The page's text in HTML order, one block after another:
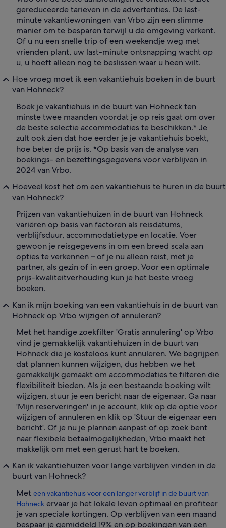
gereduceerde tarieven in de advertenties. De last-
minute vakantiewoningen van Vrbo zijn een slimme
manier om te besparen terwijl u de omgeving verkent.
Of u nu een snelle trip of een weekendje weg met
vrienden plant, uw last-minute ontsnapping wacht op
u, u hoeft alleen nog te beslissen waar u heen wilt.
Hoe vroeg moet ik een vakantiehuis boeken in de buurt
van Hohneck?
Boek je vakantiehuis in de buurt van Hohneck ten
minste twee maanden voordat je op reis gaat om over
de beste selectie accommodaties te beschikken.* Je
zult ook zien dat hoe eerder je je vakantiehuis boekt,
hoe beter de prijs is. *Op basis van de analyse van
boekings- en bezettingsgegevens voor verblijven in
2024 van Vrbo.
Hoeveel kost het om een vakantiehuis te huren in de buurt
van Hohneck?
Prijzen van vakantiehuizen in de buurt van Hohneck
variëren op basis van factoren als reisdatums,
verblijfsduur, accommodatietype en locatie. Voer
gewoon je reisgegevens in om een breed scala aan
opties te verkennen – of je nu alleen reist, met je
partner, als gezin of in een groep. Voor een optimale
prijs-kwaliteitverhouding kun je het beste vroeg
boeken.
Kan ik mijn boeking van een vakantiehuis in de buurt van
Hohneck op Vrbo wijzigen of annuleren?
Met het handige zoekfilter 'Gratis annulering' op Vrbo
vind je gemakkelijk vakantiehuizen in de buurt van
Hohneck die je kosteloos kunt annuleren. We begrijpen
dat plannen kunnen wijzigen, dus hebben we het
gemakkelijk gemaakt om accommodaties te filteren die
flexibiliteit bieden. Als je een bestaande boeking wilt
wijzigen, stuur je een bericht naar de eigenaar. Ga naar
'Mijn reserveringen' in je account, klik op de optie voor
wijzigen of annuleren en klik op 'Stuur de eigenaar een
bericht'. Of je nu je plannen aanpast of op zoek bent
naar flexibele betaalmogelijkheden, Vrbo maakt het
makkelijk om met een gerust hart te boeken.
Kan ik vakantiehuizen voor lange verblijven vinden in de
buurt van Hohneck?
Met een vakantiehuis voor een langer verblijf in de buurt van
Hohneck ervaar je het lokale leven optimaal en profiteer
je van speciale kortingen. Op verblijven van een maand
bespaar je gemiddeld 19% en op boekingen van een